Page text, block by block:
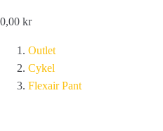
0,00 kr
Outlet
Cykel
Flexair Pant